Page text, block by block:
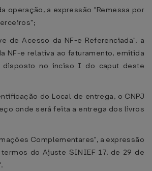
operação, a expressão "Remessa por
de Acesso da NF-e Referenciada", a
NF-e relativa ao faturamento, emitida
disposto no inciso I do caput deste
do Local de entrega, o CNPJ
onde será feita a entrega dos livros
Complementares", a expressão
do Ajuste SINIEF 17, de 29 de